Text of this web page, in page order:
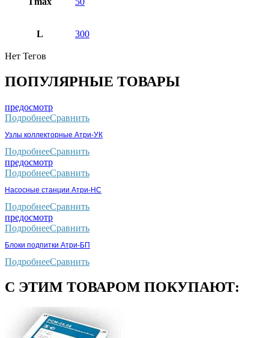
L 300
Нет Тегов
ПОПУЛЯРНЫЕ ТОВАРЫ
предосмотр
ПодробнееСравнить
Узлы коллекторные Атри-УК
ПодробнееСравнить
предосмотр
ПодробнееСравнить
Насосные станции Атри-НС
ПодробнееСравнить
предосмотр
ПодробнееСравнить
Блоки подпитки Атри-БП
ПодробнееСравнить
С ЭТИМ ТОВАРОМ ПОКУПАЮТ: